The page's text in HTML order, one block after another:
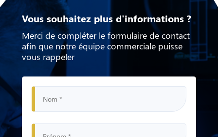
Vous souhaitez plus d'informations ?
Merci de compléter le formulaire de contact
afin que notre équipe commerciale puisse
vous rappeler